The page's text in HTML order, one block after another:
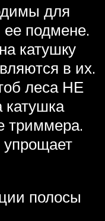
для
подмене.
катушку
в их.
леса НЕ
катушка
триммера.
полосы